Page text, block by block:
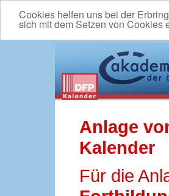
Cookies helfen uns bei der
sich mit dem Setzen von Cookies
Anlage
Kalender
Für die